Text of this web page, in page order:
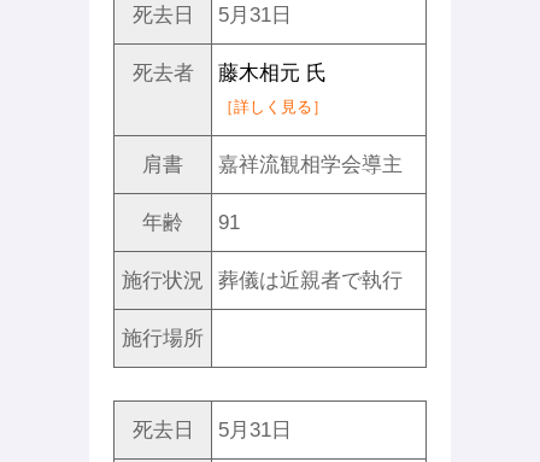
死去日 5月31日
死去者 藤木相元 氏
［詳しく見る］
肩書 嘉祥流観相学会導主
年齢 91
施行状況 葬儀は近親者で執行
施行場所
死去日 5月31日